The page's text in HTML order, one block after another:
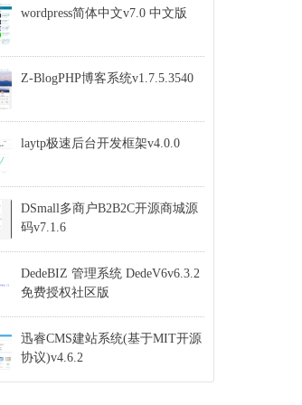
wordpress简体中文v7.0 中文版
Z-BlogPHP博客系统v1.7.5.3540
laytp极速后台开发框架v4.0.0
DSmall多商户B2B2C开源商城源
码v7.1.6
DedeBIZ 管理系统 DedeV6v6.3.2
免费授权社区版
迅睿CMS建站系统(基于MIT开源
协议)v4.6.2